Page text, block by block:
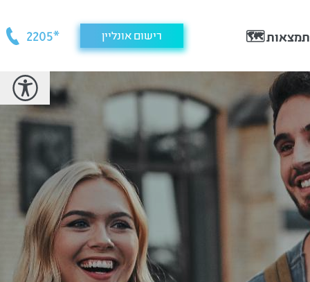
🗺️ רישום אונליין *2205